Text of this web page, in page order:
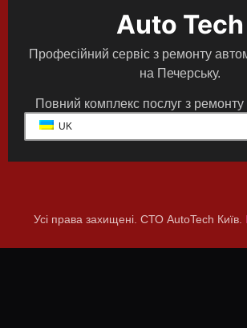
Auto Tech
Професійний сервіс з ремонту
на Печерську.
Повний комплекс послуг з
UK
Усі права захищені. СТО AutoTech Київ.